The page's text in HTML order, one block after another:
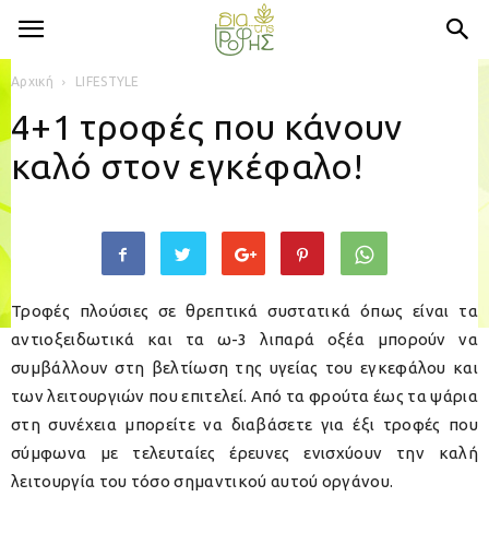
Αρχική LIFESTYLE
4+1 τροφές που κάνουν
καλό στον εγκέφαλο!
Τροφές πλούσιες σε θρεπτικά συστατικά όπως είναι τα
αντιοξειδωτικά και τα ω-3 λιπαρά οξέα μπορούν να
συμβάλλουν στη βελτίωση της υγείας του εγκεφάλου και
των λειτουργιών που επιτελεί. Από τα φρούτα έως τα ψάρια
στη συνέχεια μπορείτε να διαβάσετε για έξι τροφές που
σύμφωνα με τελευταίες έρευνες ενισχύουν την καλή
λειτουργία του τόσο σημαντικού αυτού οργάνου.